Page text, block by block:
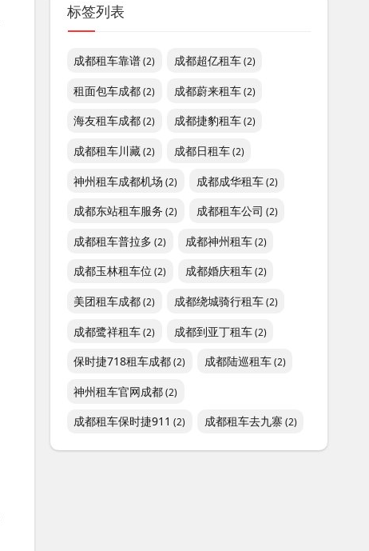
标签列表
成都租车靠谱(2) 成都超亿租车(2)
租面包车成都(2) 成都蔚来租车(2)
海友租车成都(2) 成都捷豹租车(2)
成都租车川藏(2) 成都日租车(2)
神州租车成都机场 (2) 成都成华租车(2)
成都东站租车服务 (2) 成都租车公司 (2)
成都租车普拉多 (2) 成都神州租车(2)
成都玉林租车位 (2) 成都婚庆租车(2)
美团租车成都(2) 成都绕城骑行租车(2)
成都鹭祥租车(2) 成都到亚丁租车(2)
保时捷718租车成都(2) 成都陆巡租车(2)
神州租车官网成都(2)
成都租车保时捷911 (2) 成都租车去九寨 (2)